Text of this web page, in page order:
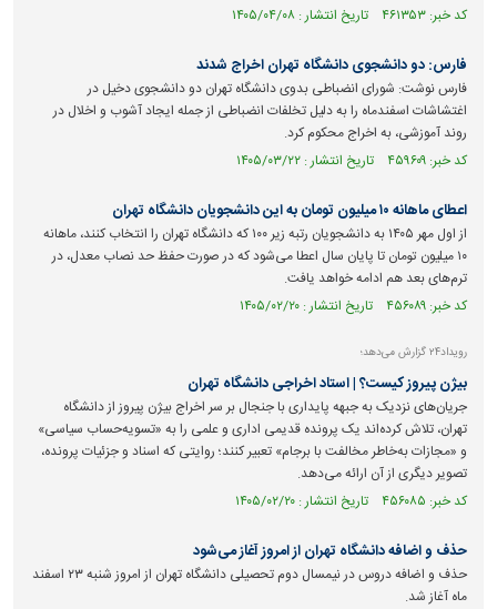
کد خبر: ۴۶۱۳۵۳ تاریخ انتشار : ۱۴۰۵/۰۴/۰۸
فارس: دو دانشجوی دانشگاه تهران اخراج شدند
فارس نوشت: شورای انضباطی بدوی دانشگاه تهران دو دانشجوی دخیل در
اغتشاشات اسفند‌ماه را به دلیل تخلفات انضباطی از جمله ایجاد آشوب و اخلال در
روند آموزشی، به اخراج محکوم کرد.
کد خبر: ۴۵۹۶۰۹ تاریخ انتشار : ۱۴۰۵/۰۳/۲۲
اعطای ماهانه ۱۰ میلیون تومان به این دانشجویان دانشگاه تهران
از اول مهر ۱۴۰۵ به دانشجویان رتبه زیر ۱۰۰ که دانشگاه تهران را انتخاب کنند، ماهانه
۱۰ میلیون تومان تا پایان سال اعطا می‌شود که در صورت حفظ حد نصاب معدل، در
ترم‌های بعد هم ادامه خواهد یافت.
کد خبر: ۴۵۶۰۸۹ تاریخ انتشار : ۱۴۰۵/۰۲/۲۰
رویداد۲۴ گزارش می‌دهد؛
بیژن پیروز کیست؟ | استاد اخراجی دانشگاه تهران
جریان‌های نزدیک به جبهه پایداری با جنجال بر سر اخراج بیژن پیروز از دانشگاه
تهران، تلاش کرده‌اند یک پرونده قدیمی اداری و علمی را به «تسویه‌حساب سیاسی»
و «مجازات به‌خاطر مخالفت با برجام» تعبیر کنند؛ روایتی که اسناد و جزئیات پرونده،
تصویر دیگری از آن ارائه می‌دهد.
کد خبر: ۴۵۶۰۸۵ تاریخ انتشار : ۱۴۰۵/۰۲/۲۰
حذف و اضافه دانشگاه تهران از امروز آغاز می‌شود
حذف و اضافه دروس در نیمسال دوم تحصیلی دانشگاه تهران از امروز شنبه ۲۳ اسفند
ماه آغاز شد.